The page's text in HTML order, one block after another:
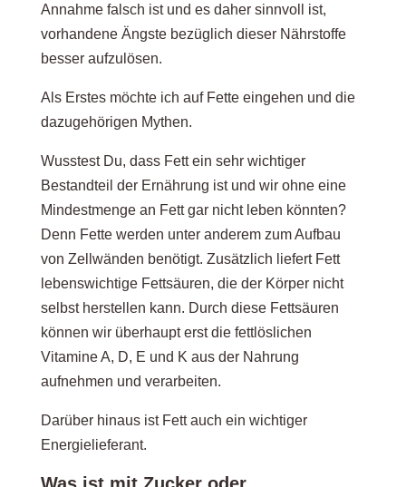
Annahme falsch ist und es daher sinnvoll ist,
vorhandene Ängste bezüglich dieser Nährstoffe
besser aufzulösen.
Als Erstes möchte ich auf Fette eingehen und die
dazugehörigen Mythen.
Wusstest Du, dass Fett ein sehr wichtiger
Bestandteil der Ernährung ist und wir ohne eine
Mindestmenge an Fett gar nicht leben könnten?
Denn Fette werden unter anderem zum Aufbau
von Zellwänden benötigt. Zusätzlich liefert Fett
lebenswichtige Fettsäuren, die der Körper nicht
selbst herstellen kann. Durch diese Fettsäuren
können wir überhaupt erst die fettlöslichen
Vitamine A, D, E und K aus der Nahrung
aufnehmen und verarbeiten.
Darüber hinaus ist Fett auch ein wichtiger
Energielieferant.